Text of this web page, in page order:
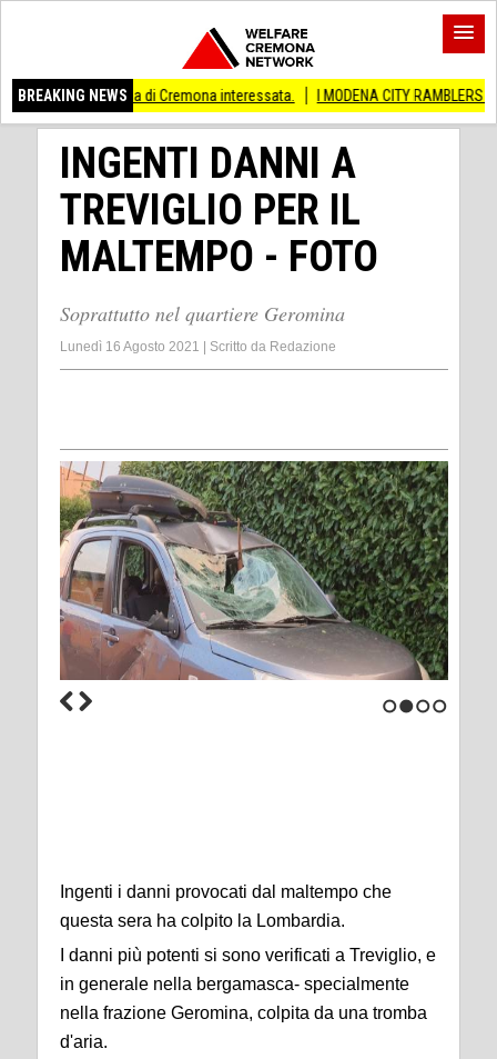
BREAKING NEWS
di Cremona interessata. I MODENA CITY RAMBLERS ARRIVANO A
INGENTI DANNI A
TREVIGLIO PER IL
MALTEMPO - FOTO
Soprattutto nel quartiere Geromina
Lunedì 16 Agosto 2021 Scritto da Redazione
Ingenti i danni provocati dal maltempo che
questa sera ha colpito la Lombardia.
I danni più potenti si sono verificati a Treviglio, e
in generale nella bergamasca- specialmente
nella frazione Geromina, colpita da una tromba
d'aria.